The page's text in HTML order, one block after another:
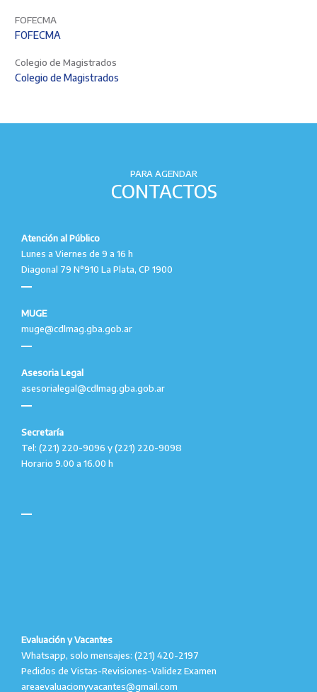
FOFECMA
FOFECMA
Colegio de Magistrados
Colegio de Magistrados
PARA AGENDAR
CONTACTOS
Atención al Público
Lunes a Viernes de 9 a 16 h
Diagonal 79 N°910 La Plata, CP 1900
MUGE
muge@cdlmag.gba.gob.ar
Asesoria Legal
asesorialegal@cdlmag.gba.gob.ar
Secretaría
Tel: (221) 220-9096 y (221) 220-9098
Horario 9.00 a 16.00 h
Evaluación y Vacantes
Whatsapp, solo mensajes: (221) 420-2197
Pedidos de Vistas-Revisiones-Validez Examen
areaevaluacionyvacantes@gmail.com